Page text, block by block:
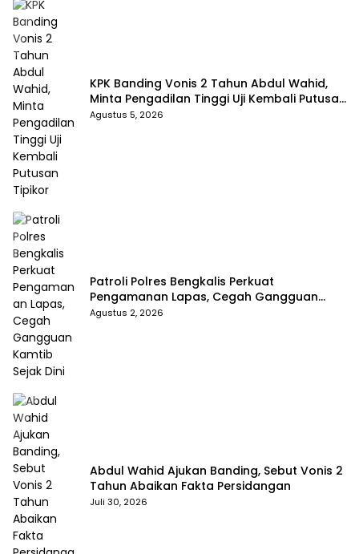
KPK Banding Vonis 2 Tahun Abdul Wahid,
Minta Pengadilan Tinggi Uji Kembali Putusan
Tipikor
Agustus 5, 2026
Patroli Polres Bengkalis Perkuat
Pengamanan Lapas, Cegah Gangguan
Kamtib Sejak Dini
Agustus 2, 2026
Abdul Wahid Ajukan Banding, Sebut Vonis 2
Tahun Abaikan Fakta Persidangan
Juli 30, 2026